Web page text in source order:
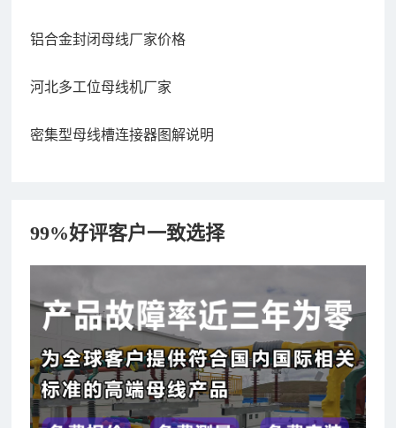
铝合金封闭母线厂家价格
河北多工位母线机厂家
密集型母线槽连接器图解说明
99%好评客户一致选择
182xxxx4350 秦女士 咨询了报价 7分钟前
156xxxx3534 郭先生 咨询了报价7分钟前
192xxxx2920 周先生 咨询了报价10分钟前
189xxxx6562 王先生 咨询了报价1秒前